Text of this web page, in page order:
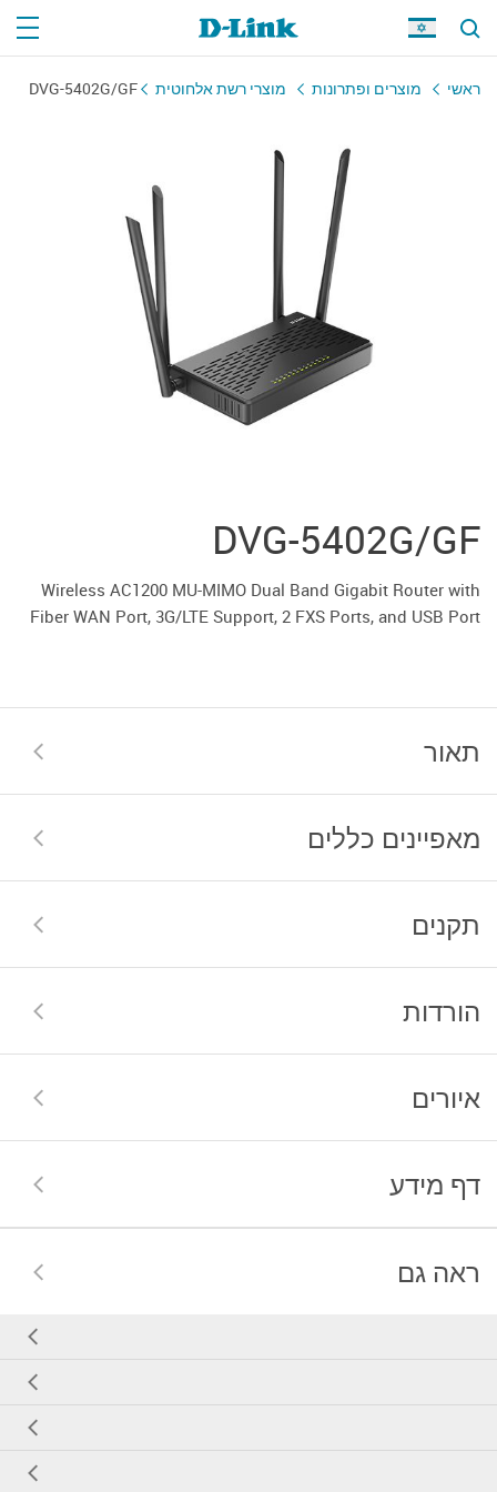
ראשי מוצרים ופתרונות מוצרי רשת אלחוטית DVG-5402G/GF
DVG-5402G/GF
Wireless AC1200 MU-MIMO Dual Band Gigabit Router with
Fiber WAN Port, 3G/LTE Support, 2 FXS Ports, and USB Port
תאור
מאפיינים כללים
תקנים
הורדות
איורים
דף מידע
ראה גם